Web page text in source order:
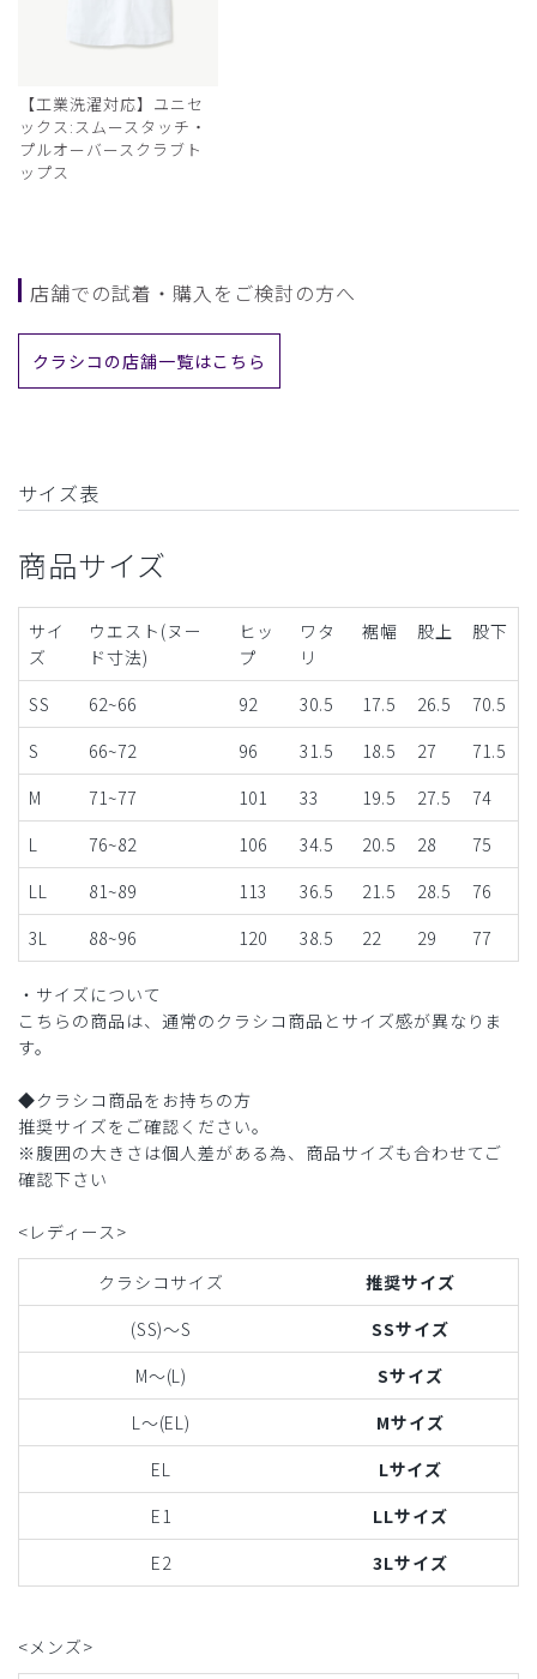
【工業洗濯対応】ユニセ
ックス:スムースタッチ・
プルオーバースクラブト
ップス
店舗での試着・購入をご検討の方へ
クラシコの店舗一覧はこちら
サイズ表
商品サイズ
サイ
ズ
ウエスト(ヌー
ド寸法)
ヒッ
プ
ワタ
リ
裾幅 股上 股下
SS 62~66 92 30.5 17.5 26.5
70.5
S
66~72 96 31.5 18.5 27
71.5
M
71~77 101 33 19.5 27.5
74
L
76~82 106 34.5 20.5 28
75
LL
81~89 113 36.5 21.5 28.5
76
3L
88~96 120 38.5 22 29 77
・サイズについて
こちらの商品は、通常のクラシコ商品とサイズ感が異なりま
す。
◆クラシコ商品をお持ちの方
推奨サイズをご確認ください。
※腹囲の大きさは個人差がある為、商品サイズも合わせてご
確認下さい
<レディース>
クラシコサイズ
推奨サイズ
(SS)〜S
SSサイズ
M〜(L)
Sサイズ
L〜(EL)
Mサイズ
EL
Lサイズ
E1
LLサイズ
E2
3Lサイズ
<メンズ>